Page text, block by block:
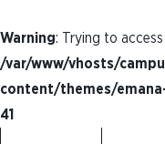
Warning: Trying to
/var/www/vhosts/
content/themes/
41